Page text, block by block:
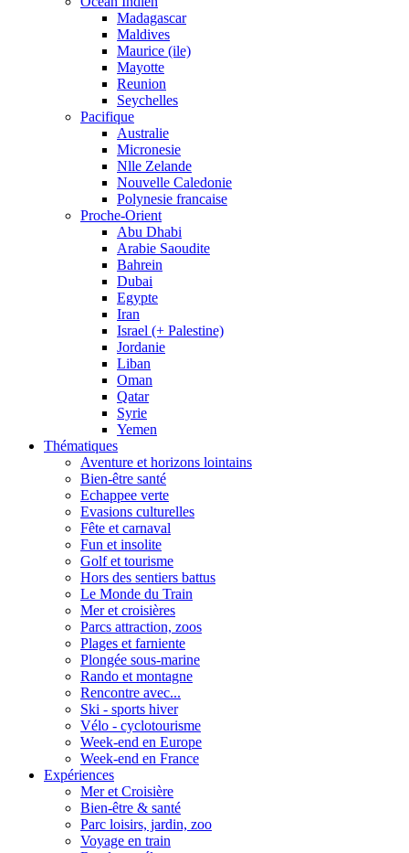
Madagascar
Maldives
Maurice (ile)
Mayotte
Reunion
Seychelles
Pacifique
Australie
Micronesie
Nlle Zelande
Nouvelle Caledonie
Polynesie francaise
Proche-Orient
Abu Dhabi
Arabie Saoudite
Bahrein
Dubai
Egypte
Iran
Israel (+ Palestine)
Jordanie
Liban
Oman
Qatar
Syrie
Yemen
Thématiques
Aventure et horizons lointains
Bien-être santé
Echappee verte
Evasions culturelles
Fête et carnaval
Fun et insolite
Golf et tourisme
Hors des sentiers battus
Le Monde du Train
Mer et croisières
Parcs attraction, zoos
Plages et farniente
Plongée sous-marine
Rando et montagne
Rencontre avec...
Ski - sports hiver
Vélo - cyclotourisme
Week-end en Europe
Week-end en France
Expériences
Mer et Croisière
Bien-être & santé
Parc loisirs, jardin, zoo
Voyage en train